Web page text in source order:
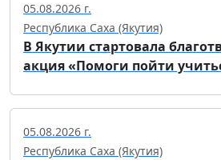
05.08.2026 г.
Республика Саха (Якутия)
В Якутии стартовала
акция «Помоги пойти
05.08.2026 г.
Республика Саха (Якутия)